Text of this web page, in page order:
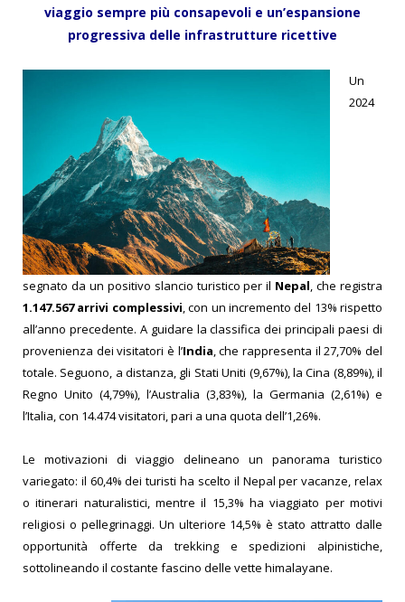
viaggio sempre più consapevoli e un’espansione
progressiva delle infrastrutture ricettive
Un
2024
segnato da un positivo slancio turistico per il Nepal, che registra
1.147.567 arrivi complessivi, con un incremento del 13% rispetto
all’anno precedente. A guidare la classifica dei principali paesi di
provenienza dei visitatori è l’India, che rappresenta il 27,70% del
totale. Seguono, a distanza, gli Stati Uniti (9,67%), la Cina (8,89%), il
Regno Unito (4,79%), l’Australia (3,83%), la Germania (2,61%) e
l’Italia, con 14.474 visitatori, pari a una quota dell’1,26%.
Le motivazioni di viaggio delineano un panorama turistico
variegato: il 60,4% dei turisti ha scelto il Nepal per vacanze, relax
o itinerari naturalistici, mentre il 15,3% ha viaggiato per motivi
religiosi o pellegrinaggi. Un ulteriore 14,5% è stato attratto dalle
opportunità offerte da trekking e spedizioni alpinistiche,
sottolineando il costante fascino delle vette himalayane.